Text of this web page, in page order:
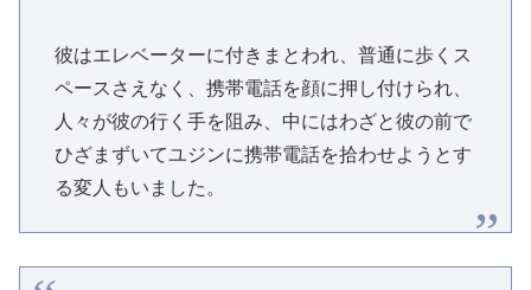
彼はエレベーターに付きまとわれ、普通に歩くス
ペースさえなく、携帯電話を顔に押し付けられ、
人々が彼の行く手を阻み、中にはわざと彼の前で
ひざまずいてユジンに携帯電話を拾わせようとす
る変人もいました。